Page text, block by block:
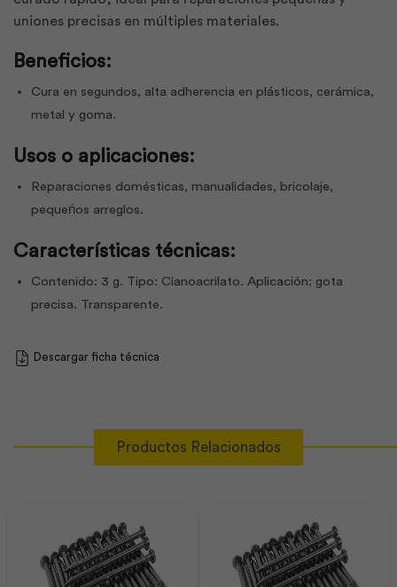
uniones precisas en múltiples materiales.
Beneficios:
Cura en segundos, alta adherencia en plásticos, cerámica,
metal y goma.
Usos o aplicaciones:
Reparaciones domésticas, manualidades, bricolaje,
pequeńos arreglos.
Características técnicas:
Contenido: 3 g. Tipo: Cianoacrilato. Aplicación: gota
precisa. Transparente.
Descargar ficha técnica
Productos Relacionados